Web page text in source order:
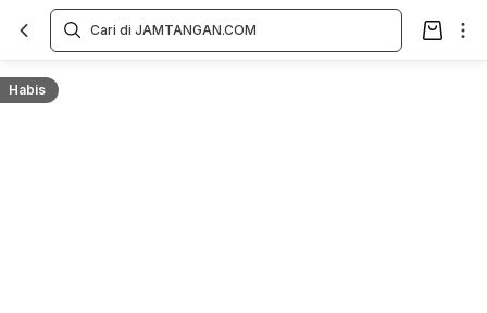
Habis
Overview